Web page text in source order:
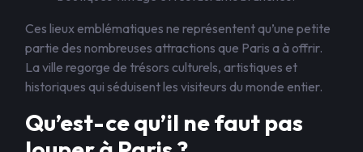
Ces lieux emblématiques ne représentent qu’une petite
partie des nombreuses attractions que Paris a à offrir.
La ville regorge de trésors culturels, artistiques et
historiques qui séduisent les visiteurs du monde entier.
Qu’est-ce qu’il ne faut pas